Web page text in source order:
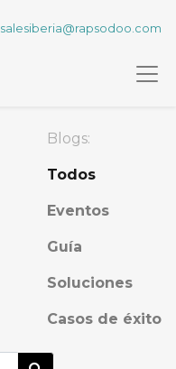
salesiberia@rapsodoo.com
Blogs:
Todos
Eventos
Guía
Soluciones
Casos de éxito